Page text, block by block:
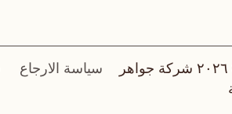
حقوق الملكية الفكرية ⓒ ٢٠٢٦ شركة جواهر
سياسة الارجاع